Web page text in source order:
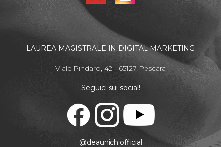
LAUREA MAGISTRALE IN DIGITAL MARKETING
Viale Pindaro, 42 - 65127 Pescara
Seguici sui social!
@deaunich.official